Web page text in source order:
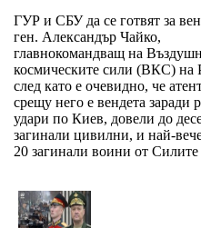
ГУР и СБУ да се готвят за
ген. Александър Чайко,
главнокомандващ на
космическите сили (ВКС) на
след като е очевидно, че
срещу него е вендета заради
удари по Киев, довели до
загинали цивилни, и най-
20 загинали воини от Силите